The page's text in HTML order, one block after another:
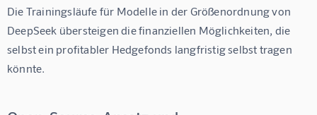
Die Trainingsläufe für Modelle in der Größenordnung von
DeepSeek übersteigen die finanziellen Möglichkeiten, die
selbst ein profitabler Hedgefonds langfristig selbst tragen
könnte.